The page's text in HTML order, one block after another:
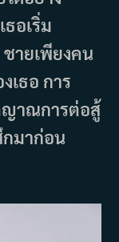
อเริ่ม
ายเพียงคน
เธอ การ
าณการต่อสู้
กมาก่อน